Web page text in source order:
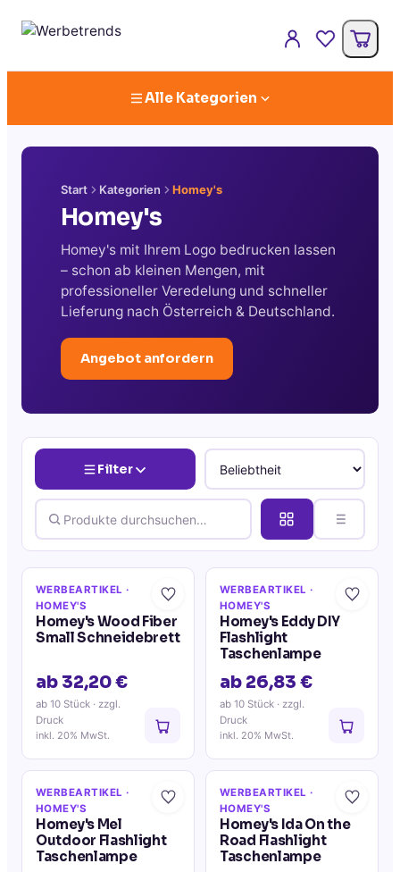
Alle Kategorien
Start Kategorien Homey's
Homey's
Homey's mit Ihrem Logo bedrucken lassen
– schon ab kleinen Mengen, mit
professioneller Veredelung und schneller
Lieferung nach Österreich & Deutschland.
Angebot anfordern
Filter
WERBEARTIKEL ·
HOMEY'S
Homey's Wood Fiber
Small Schneidebrett
ab 32,20 €
ab 10 Stück · zzgl.
Druck
inkl. 20% MwSt.
WERBEARTIKEL ·
HOMEY'S
Homey's Eddy DIY
Flashlight
Taschenlampe
ab 26,83 €
ab 10 Stück · zzgl.
Druck
inkl. 20% MwSt.
WERBEARTIKEL ·
HOMEY'S
Homey's Mel
Outdoor Flashlight
Taschenlampe
WERBEARTIKEL ·
HOMEY'S
Homey's Ida On the
Road Flashlight
Taschenlampe